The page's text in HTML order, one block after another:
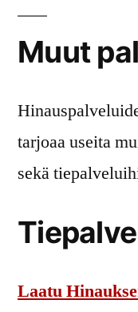
Muut
tarjoaa useita
sekä
Laatu